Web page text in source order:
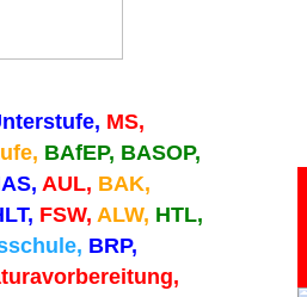
MS,
BAfEP, BASOP,
AUL, BAK,
FSW, ALW, HTL,
BRP,